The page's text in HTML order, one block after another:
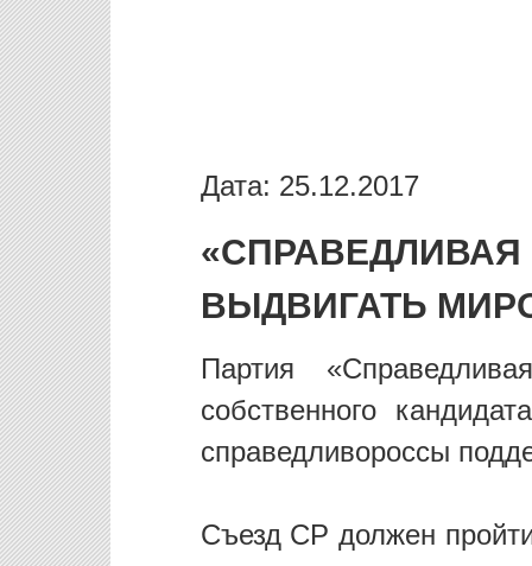
Дата: 25.12.2017
ВЫДВИГАТЬ
Партия
собственного
справедливороссы
Съезд СР должен